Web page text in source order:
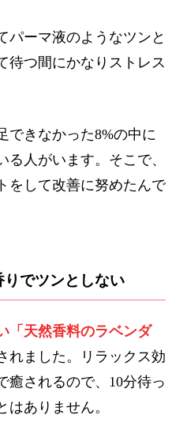
パーマ液のようなツンと
待つ間にかなりストレス
できなかった8%の中に
る人がいます。そこで、
をして改善に努めたんで
でツンとしない
「天然香料のラベンダ
れました。リラックス効
癒されるので、10分待っ
ありません。